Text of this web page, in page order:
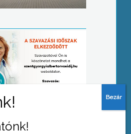
ünnepel a Vak
Katolikus Technikum